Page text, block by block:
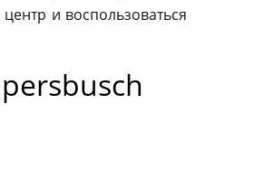
и воспользоваться